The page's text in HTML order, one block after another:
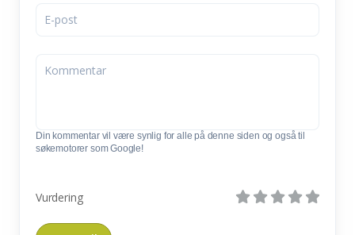
Din kommentar vil være synlig for alle på denne siden og også til
søkemotorer som Google!
Vurdering